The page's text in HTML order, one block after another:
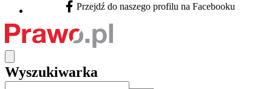
Facebook - otwiera się w nowej karcie
Przejdź do naszego profilu na Facebooku
Wyszukiwarka